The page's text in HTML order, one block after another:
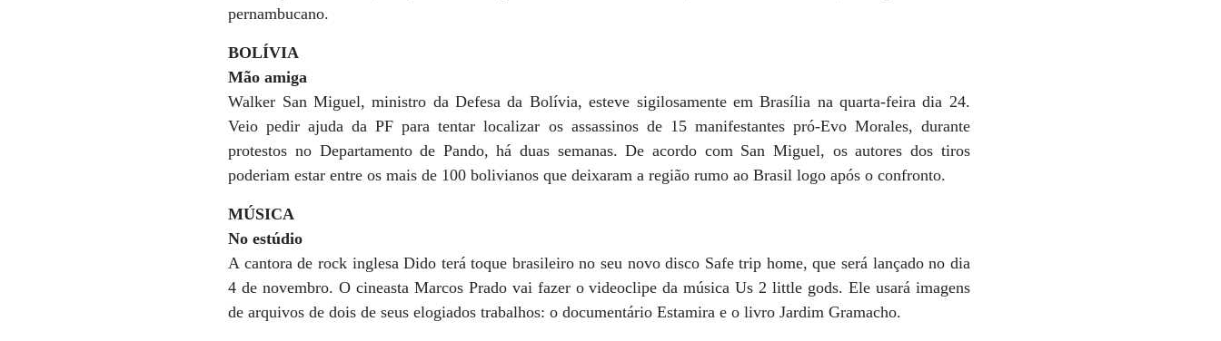
pernambucano.
BOLÍVIA
Mão amiga
Walker San Miguel, ministro da Defesa da Bolívia, esteve sigilosamente em Brasília na quarta-feira dia 24.
Veio pedir ajuda da PF para tentar localizar os assassinos de 15 manifestantes pró-Evo Morales, durante
protestos no Departamento de Pando, há duas semanas. De acordo com San Miguel, os autores dos tiros
poderiam estar entre os mais de 100 bolivianos que deixaram a região rumo ao Brasil logo após o confronto.
MÚSICA
No estúdio
A cantora de rock inglesa Dido terá toque brasileiro no seu novo disco Safe trip home, que será lançado no dia
4 de novembro. O cineasta Marcos Prado vai fazer o videoclipe da música Us 2 little gods. Ele usará imagens
de arquivos de dois de seus elogiados trabalhos: o documentário Estamira e o livro Jardim Gramacho.